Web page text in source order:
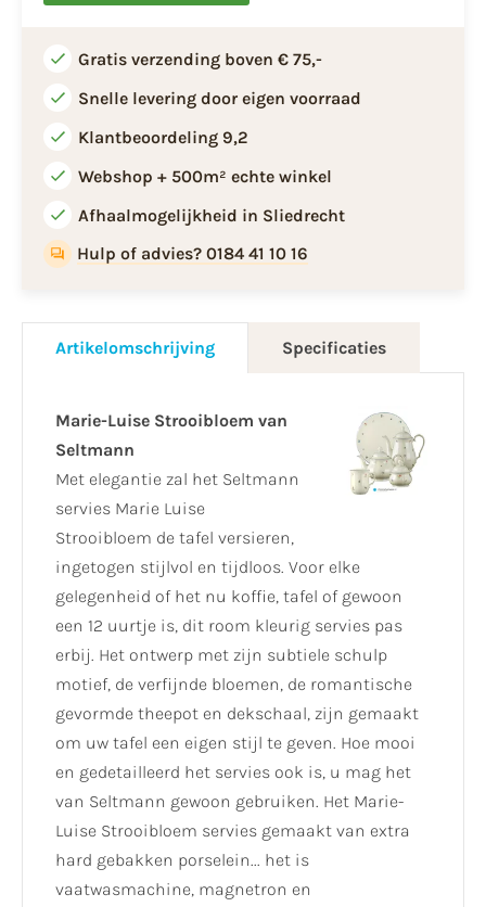
Gratis verzending boven € 75,-
Snelle levering door eigen voorraad
Klantbeoordeling 9,2
Webshop + 500m² echte winkel
Afhaalmogelijkheid in Sliedrecht
Hulp of advies? 0184 41 10 16
Artikelomschrijving Specificaties
Marie-Luise Strooibloem van
Seltmann
Met elegantie zal het Seltmann
servies Marie Luise
Strooibloem de tafel versieren,
ingetogen stijlvol en tijdloos. Voor elke
gelegenheid of het nu koffie, tafel of gewoon
een 12 uurtje is, dit room kleurig servies pas
erbij. Het ontwerp met zijn subtiele schulp
motief, de verfijnde bloemen, de romantische
gevormde theepot en dekschaal, zijn gemaakt
om uw tafel een eigen stijl te geven. Hoe mooi
en gedetailleerd het servies ook is, u mag het
van Seltmann gewoon gebruiken. Het Marie-
Luise Strooibloem servies gemaakt van extra
hard gebakken porselein... het is
vaatwasmachine, magnetron en